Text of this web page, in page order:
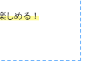
しめる！